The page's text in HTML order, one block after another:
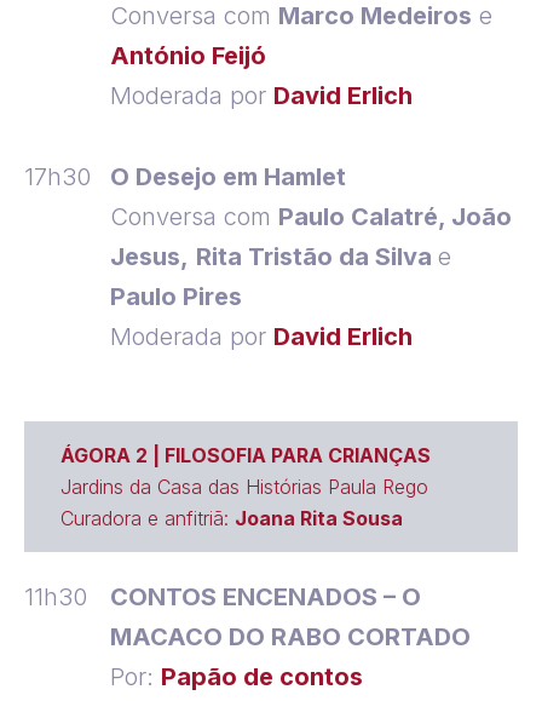
Conversa com Marco Medeiros e
António Feijó
Moderada por David Erlich
17h30
O Desejo em Hamlet
Conversa com Paulo Calatré, João
Jesus, Rita Tristão da Silvae
Paulo Pires
Moderada por David Erlich
ÁGORA 2 | FILOSOFIA PARA CRIANÇAS
Jardins da Casa das Histórias Paula Rego
Curadora e anfitriã: Joana Rita Sousa
11h30
CONTOS ENCENADOS – O
MACACO DO RABO CORTADO
Por: Papão de contos